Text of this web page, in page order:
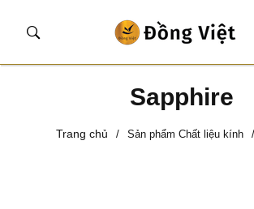
Sapphire
Trang chủ / Sản phẩm Chất liệu kính /